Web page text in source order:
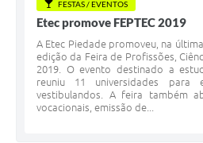
FESTAS / EVENTOS
Etec promove FEPTEC 2019
A Etec Piedade promoveu, na
edição da Feira de Profissões,
2019. O evento destinado a
reuniu 11 universidades para
vestibulandos. A feira também
vocacionais, emissão de...